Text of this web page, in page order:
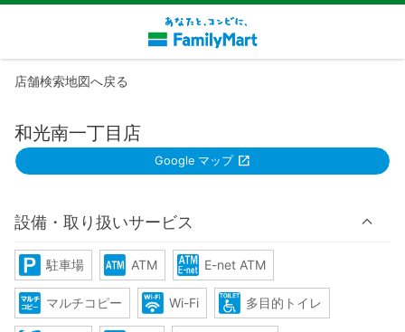
店舗検索地図へ戻る
和光南一丁目店
Google マップ
設備・取り扱いサービス
駐車場 ATM E-net ATM
マルチコピー Wi-Fi 多目的トイレ